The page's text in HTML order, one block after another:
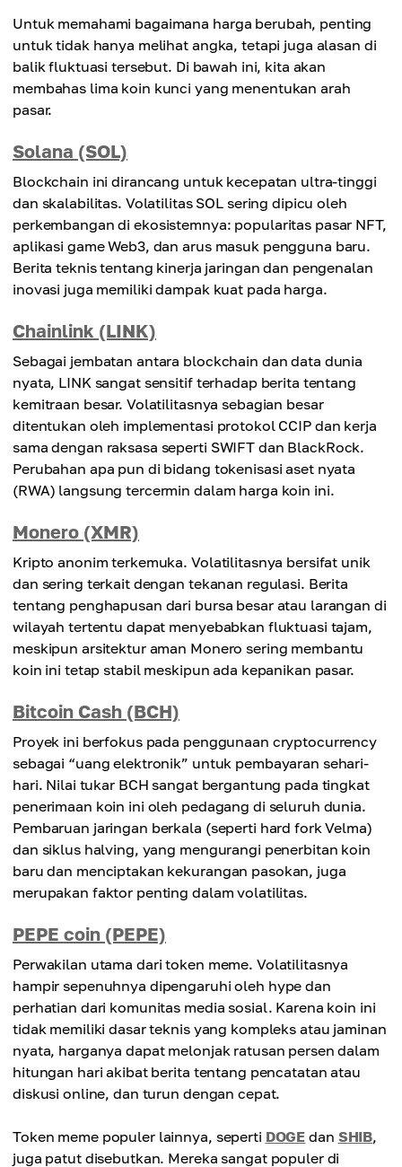
Untuk memahami bagaimana harga berubah, penting
untuk tidak hanya melihat angka, tetapi juga alasan di
balik fluktuasi tersebut. Di bawah ini, kita akan
membahas lima koin kunci yang menentukan arah
pasar.
Solana (SOL)
Blockchain ini dirancang untuk kecepatan ultra-tinggi
dan skalabilitas. Volatilitas SOL sering dipicu oleh
perkembangan di ekosistemnya: popularitas pasar NFT,
aplikasi game Web3, dan arus masuk pengguna baru.
Berita teknis tentang kinerja jaringan dan pengenalan
inovasi juga memiliki dampak kuat pada harga.
Chainlink (LINK)
Sebagai jembatan antara blockchain dan data dunia
nyata, LINK sangat sensitif terhadap berita tentang
kemitraan besar. Volatilitasnya sebagian besar
ditentukan oleh implementasi protokol CCIP dan kerja
sama dengan raksasa seperti SWIFT dan BlackRock.
Perubahan apa pun di bidang tokenisasi aset nyata
(RWA) langsung tercermin dalam harga koin ini.
Monero (XMR)
Kripto anonim terkemuka. Volatilitasnya bersifat unik
dan sering terkait dengan tekanan regulasi. Berita
tentang penghapusan dari bursa besar atau larangan di
wilayah tertentu dapat menyebabkan fluktuasi tajam,
meskipun arsitektur aman Monero sering membantu
koin ini tetap stabil meskipun ada kepanikan pasar.
Bitcoin Cash (BCH)
Proyek ini berfokus pada penggunaan cryptocurrency
sebagai “uang elektronik” untuk pembayaran sehari-
hari. Nilai tukar BCH sangat bergantung pada tingkat
penerimaan koin ini oleh pedagang di seluruh dunia.
Pembaruan jaringan berkala (seperti hard fork Velma)
dan siklus halving, yang mengurangi penerbitan koin
baru dan menciptakan kekurangan pasokan, juga
merupakan faktor penting dalam volatilitas.
PEPE coin (PEPE)
Perwakilan utama dari token meme. Volatilitasnya
hampir sepenuhnya dipengaruhi oleh hype dan
perhatian dari komunitas media sosial. Karena koin ini
tidak memiliki dasar teknis yang kompleks atau jaminan
nyata, harganya dapat melonjak ratusan persen dalam
hitungan hari akibat berita tentang pencatatan atau
diskusi online, dan turun dengan cepat.
Token meme populer lainnya, seperti DOGE dan SHIB,
juga patut disebutkan. Mereka sangat populer di